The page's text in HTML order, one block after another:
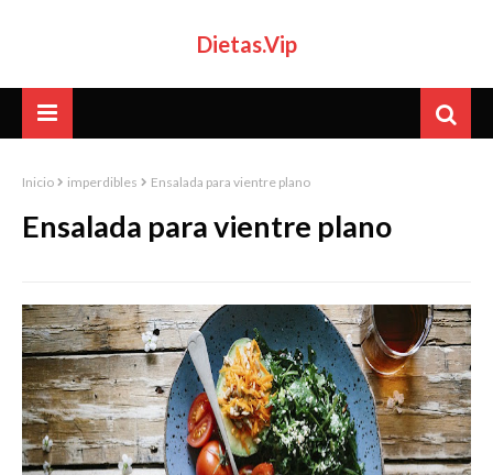
Dietas.Vip
Inicio imperdibles Ensalada para vientre plano
Ensalada para vientre plano